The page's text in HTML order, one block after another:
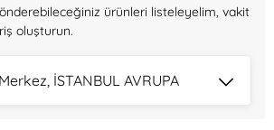
ürünleri listeleyelim, vakit
oluşturun.
İSTANBUL AVRUPA